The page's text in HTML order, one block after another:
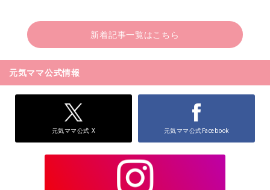
新着記事一覧はこちら
元気ママ公式情報
元気ママ公式 X 元気ママ公式Facebook